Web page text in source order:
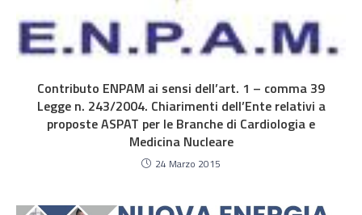
Contributo ENPAM ai sensi dell’art. 1 – comma 39
Legge n. 243/2004. Chiarimenti dell’Ente relativi a
proposte ASPAT per le Branche di Cardiologia e
Medicina Nucleare
24 Marzo 2015